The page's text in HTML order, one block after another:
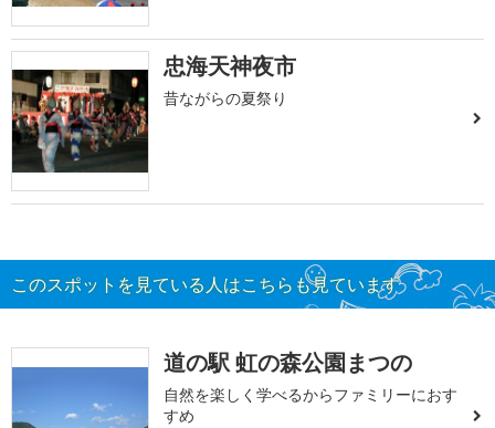
忠海天神夜市
昔ながらの夏祭り
このスポットを見ている人はこちらも見ています
道の駅 虹の森公園まつの
自然を楽しく学べるからファミリーにおす
すめ